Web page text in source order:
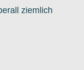
ziemlich